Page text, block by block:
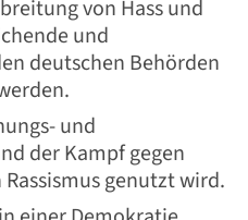
von Hass und
und
deutschen Behörden
und
der Kampf gegen
genutzt wird.